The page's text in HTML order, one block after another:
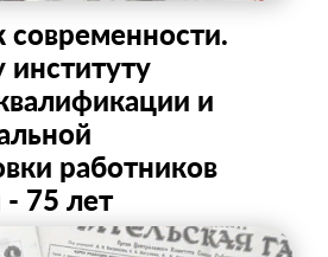
современности.
институту
и
работников
- 75 лет